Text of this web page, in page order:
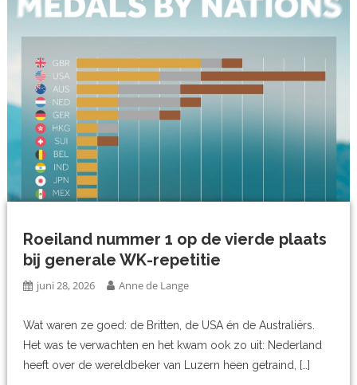
Roeiland nummer 1 op de vierde plaats
bij generale WK-repetitie
juni 28, 2026 Anne de Lange
Wat waren ze goed: de Britten, de USA én de Australiërs.
Het was te verwachten en het kwam ook zo uit: Nederland
heeft over de wereldbeker van Luzern heen getraind, […]